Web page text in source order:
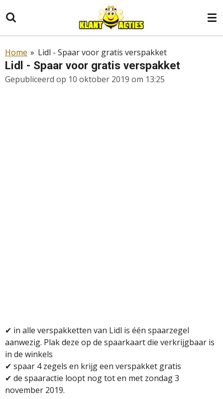
direct
naar
hoofdinhoud
Home » Lidl - Spaar voor gratis verspakket
Lidl - Spaar voor gratis verspakket
Gepubliceerd op 10 oktober 2019 om 13:25
✔ in alle verspakketten van Lidl is één spaarzegel
aanwezig. Plak deze op de spaarkaart die verkrijgbaar is
in de winkels
✔ spaar 4 zegels en krijg een verspakket gratis
✔ de spaaractie loopt nog tot en met zondag 3
november 2019.